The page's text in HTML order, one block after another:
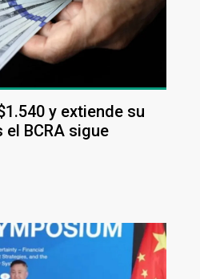
y extiende su
BCRA sigue